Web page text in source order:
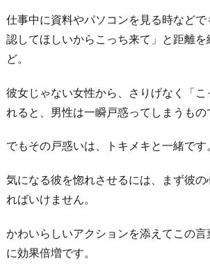
仕事中に資料やパソコンを見る時など
認してほしいからこっち来て」と距離
ど。
彼女じゃない女性から、さりげなく「
れると、男性は一瞬戸惑ってしまうもの
でもその戸惑いは、トキメキと一緒です。
気になる彼を惚れさせるには、まず彼
ればいけません。
かわいらしいアクションを添えてこの言
に効果倍増です。